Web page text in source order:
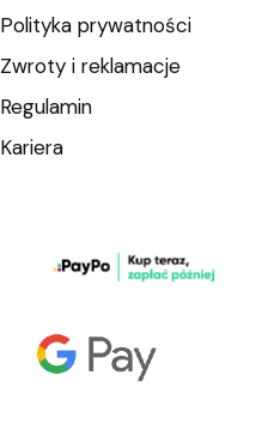
Polityka prywatności
Zwroty i reklamacje
Regulamin
Kariera